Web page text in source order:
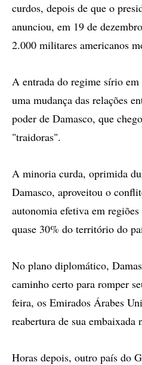
curdos, depois de que o
anunciou, em 19 de
2.000 militares americanos
A entrada do regime sírio
uma mudança das relações
poder de Damasco, que
"traidoras".
A minoria curda, oprimida
Damasco, aproveitou o
autonomia efetiva em
quase 30% do território do
No plano diplomático,
caminho certo para romper
feira, os Emirados Árabes
reabertura de sua embaixada
Horas depois, outro país do